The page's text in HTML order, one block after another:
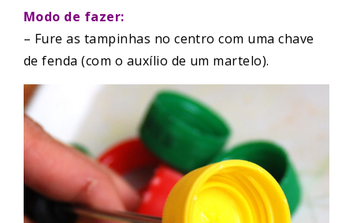
Modo de fazer:
– Fure as tampinhas no centro com uma chave
de fenda (com o auxílio de um martelo).